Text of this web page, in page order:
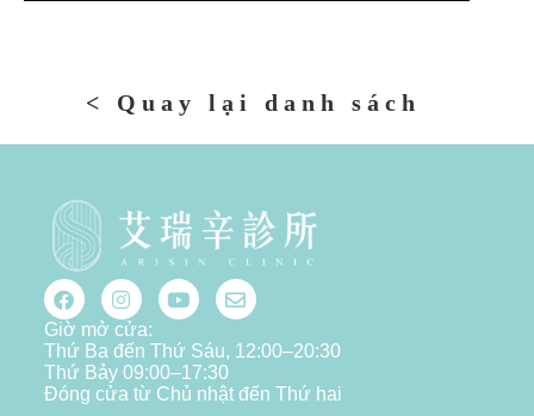
< Quay lại danh sách
Giờ mở cửa:
Thứ Ba đến Thứ Sáu, 12:00–20:30
Thứ Bảy 09:00–17:30
Đóng cửa từ Chủ nhật đến Thứ hai